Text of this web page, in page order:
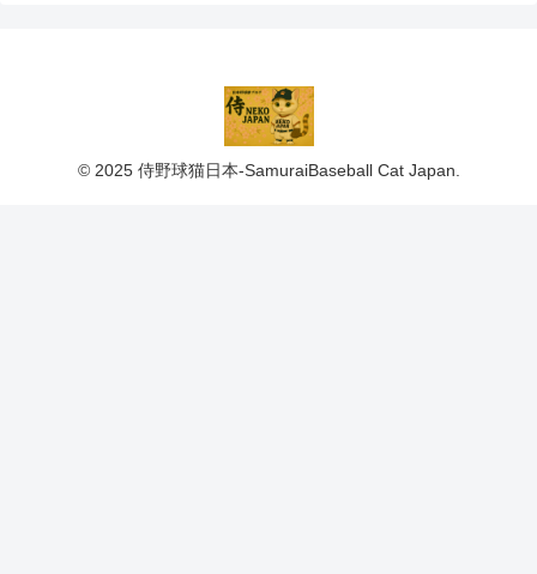
© 2025 侍野球猫日本-SamuraiBaseball Cat Japan.